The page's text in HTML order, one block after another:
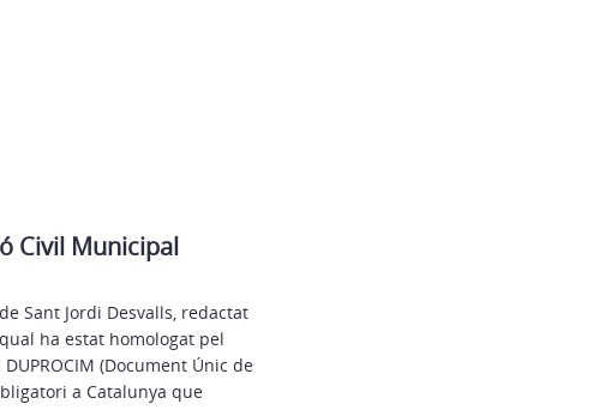
Civil Municipal
Sant Jordi Desvalls, redactat
ha estat homologat pel
(Document Únic de
a Catalunya que